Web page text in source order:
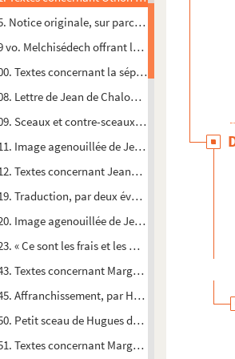
Notice originale, sur parchemin, du siège de
vo. Melchisédech offrant le pain et le vin à
Textes concernant la sépulture dans le
Lettre de Jean de Chalon-Arlay à Philippe le
Sceaux et contre-sceaux du comte Othon
Image agenouillée de Jeanne, comtesse de
Textes concernant Jeanne de Bourgogne et
Traduction, par deux évêques de l'île de
Image agenouillée de Jeanne II, duchesse
« Ce sont les frais et les missions que nous
Textes concernant Marguerite de France,
Affranchissement, par Hugues de Chalon
Petit sceau de Hugues de Chalon : dessin à la
Textes concernant Marguerite de Flandre,